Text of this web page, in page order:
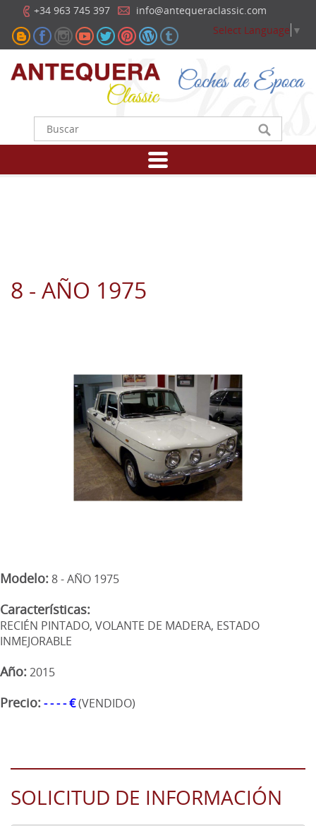
+34 963 745 397
info@antequeraclassic.com
Select Language ▼
8 - AÑO 1975
Modelo: 8 - AÑO 1975
Características:
RECIÉN PINTADO, VOLANTE DE MADERA, ESTADO
INMEJORABLE
Año:2015
Precio:- - - - €(VENDIDO)
SOLICITUD DE INFORMACIÓN